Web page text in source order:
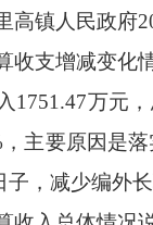
高镇人民政府
收支增减变化
1751.47万元
主要原因是
，减少编外